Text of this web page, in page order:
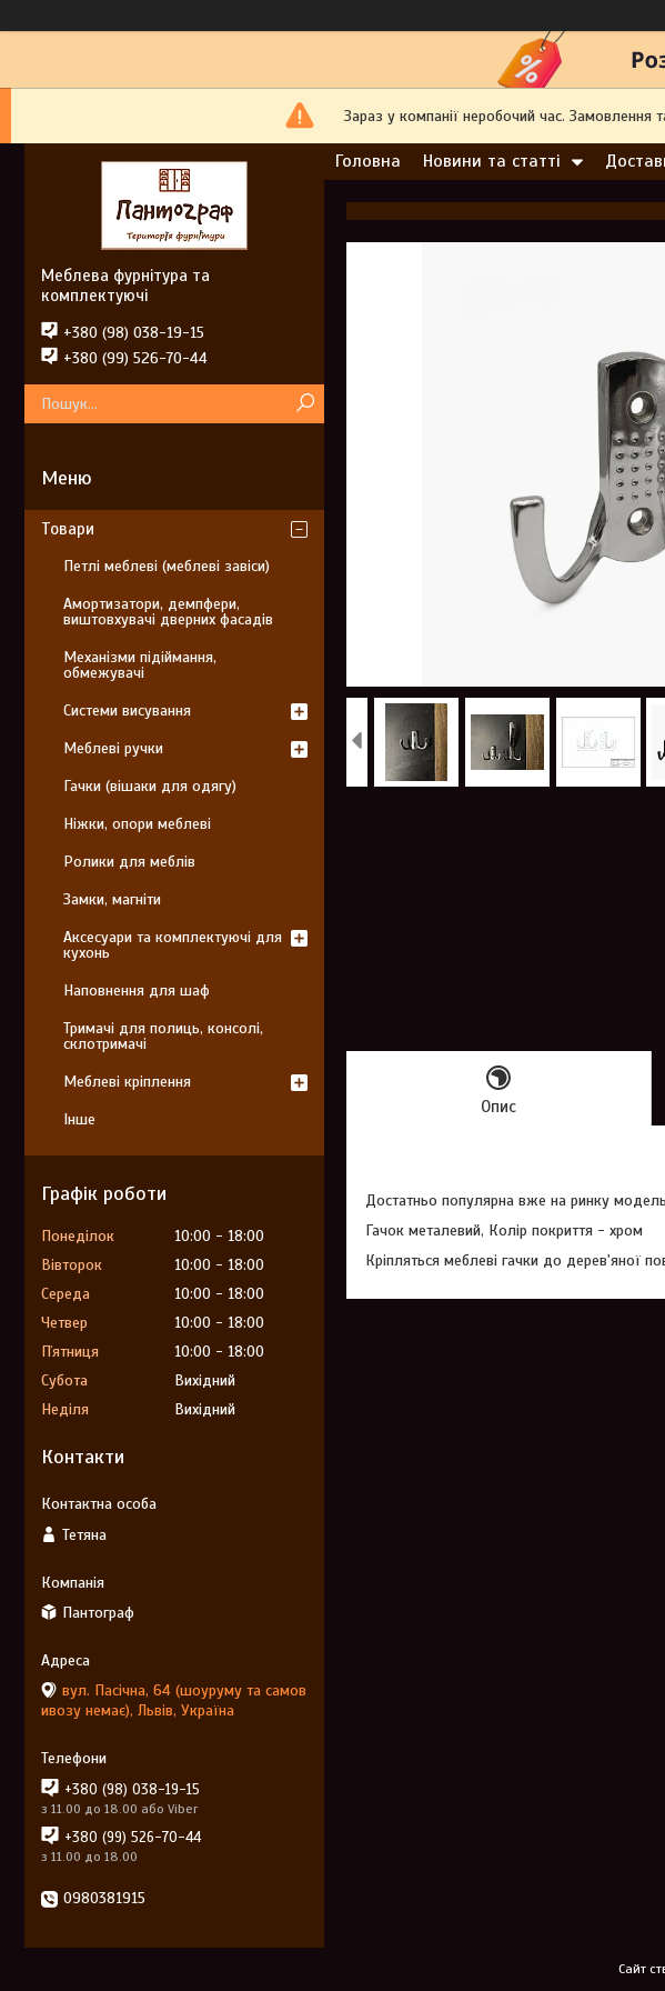
Зараз у компанії неробочий час. Замовлення
Головна Новини та статті
Опис
Достатньо популярна вже на ринку
Гачок металевий, Колір покриття - хром
Кріпляться меблеві гачки до дерев'яної
Меблева фурнітура та
комплектуючі
+380 (98) 038-19-15
+380 (99) 526-70-44
Товари
Петлі меблеві (меблеві завіси)
Амортизатори, демпфери,
виштовхувачі дверних фасадів
Механізми підіймання,
обмежувачі
Системи висування
Меблеві ручки
Гачки (вішаки для одягу)
Ніжки, опори меблеві
Ролики для меблів
Замки, магніти
Аксесуари та комплектуючі для
кухонь
Наповнення для шаф
Тримачі для полиць, консолі,
склотримачі
Меблеві кріплення
Інше
Графік роботи
Понеділок 10:00
18:00
Вівторок
10:00
18:00
Середа
10:00
18:00
Четвер
10:00
18:00
Пʼятниця
10:00
18:00
Субота
Вихідний
Неділя
Вихідний
Контакти
Тетяна
Пантограф
вул. Пасічна, 64 (шоуруму та самов
ивозу немає), Львів, Україна
+380 (98) 038-19-15
з 11.00 до 18.00 або Viber
+380 (99) 526-70-44
з 11.00 до 18.00
0980381915
Сайт